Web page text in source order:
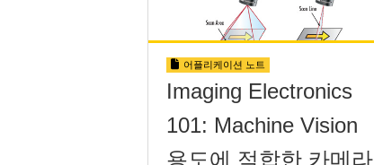
어플리케이션 노트
Imaging Electronics
101: Machine Vision
용도에 적합한 카메라